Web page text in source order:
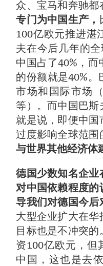
众、宝马和奔驰
专门为中国生产，
100亿欧元推进湛
夫在今后几年的
中国占了40%，
的份额就是40%
市场和国际市场
等）。而中国巴
就是说，即便中
过度影响全球范
与世界其他经济体
德国少数知名企
对中国依赖程度
导我们对德国今后
大型企业扩大在华
目标也是不冲突
资100亿欧元，但
中国，这也是去